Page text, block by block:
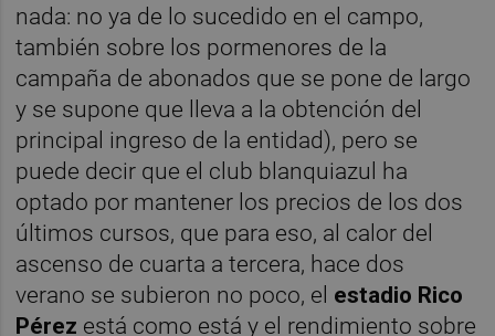
nada: no ya de lo sucedido en el campo,
también sobre los pormenores de la
campaña de abonados que se pone de largo
y se supone que lleva a la obtención del
principal ingreso de la entidad), pero se
puede decir que el club blanquiazul ha
optado por mantener los precios de los dos
últimos cursos, que para eso, al calor del
ascenso de cuarta a tercera, hace dos
verano se subieron no poco, el estadio Rico
Pérez está como está y el rendimiento sobre